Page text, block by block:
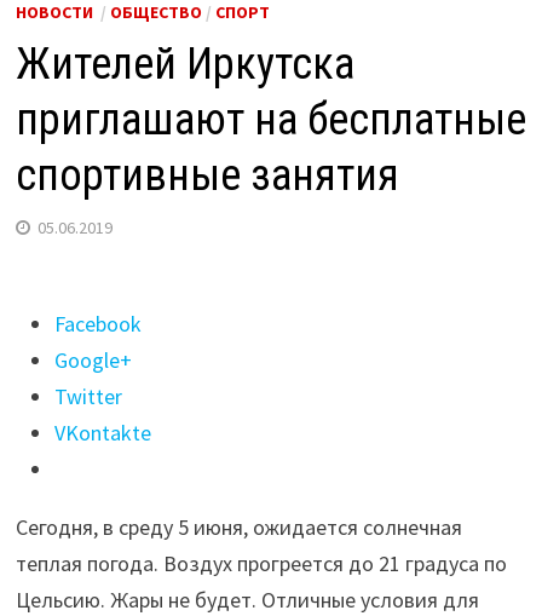
НОВОСТИ / ОБЩЕСТВО / СПОРТ
Жителей Иркутска
приглашают на бесплатные
спортивные занятия
05.06.2019
Поделиться
"Жителей
Иркутска
приглашают
на
спортивные
занятия"
Facebook
Google+
Twitter
VKontakte
Сегодня, в среду 5 июня, ожидается солнечная
теплая погода. Воздух прогреется до 21 градуса по
Цельсию. Жары не будет. Отличные условия для